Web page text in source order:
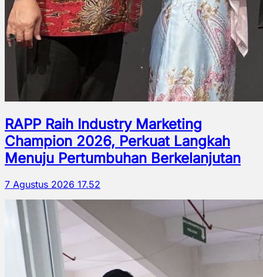
RAPP Raih Industry Marketing
Champion 2026, Perkuat Langkah
Menuju Pertumbuhan Berkelanjutan
7 Agustus 2026 17.52